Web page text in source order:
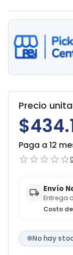
Precio
Paga a 12
0
Envío
Entrega
Costo
No hay